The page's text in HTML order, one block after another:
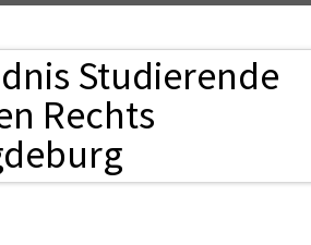
Studierende
Rechts